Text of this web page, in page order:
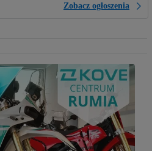
Zobacz ogłoszenia